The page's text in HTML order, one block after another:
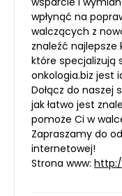
wpłynąć na
walczących z
znaleźć najlepsze
które specjalizują
onkologia.biz jest
Dołącz do naszej
jak łatwo jest
pomoże Ci w
Zapraszamy do
internetowej!
Strona www: